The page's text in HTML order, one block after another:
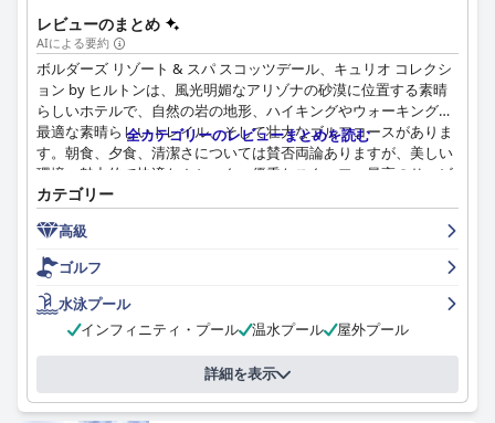
レビューのまとめ
AIによる要約
ボルダーズ リゾート & スパ スコッツデール、キュリオ コレクシ
ョン by ヒルトンは、風光明媚なアリゾナの砂漠に位置する素晴
らしいホテルで、自然の岩の地形、ハイキングやウォーキングに
最適な素晴らしいトレイル、そして壮大なゴルフコースがありま
す。朝食、夕食、清潔さについては賛否両論ありますが、美しい
環境、魅力的で快適なカシータ、優秀なスタッフ、最高のサービ
ス、そして卓越した豪華なアメニティがお客様から高く評価され
ています。リゾートでは、リラックスできるスパ体験、美しいプ
ール、そして美しいゴルフコースも提供しています。一部のゲス
トは小さな問題に遭遇しましたが、ボルダーズ リゾート & スパ
スコッツデール、キュリオ コレクション by ヒルトンは、贅沢で
思い出に残る休暇を過ごすための素晴らしい目的地です。
全カテゴリーのレビューまとめを読む
カテゴリー
高級
ゴルフ
水泳プール
インフィニティ・プール
温水プール 屋外プール
詳細を表示